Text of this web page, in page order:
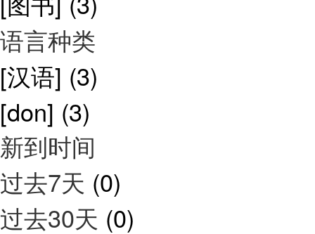
语言种类
[汉语] (3)
[don] (3)
新到时间
过去7天 (0)
过去30天 (0)